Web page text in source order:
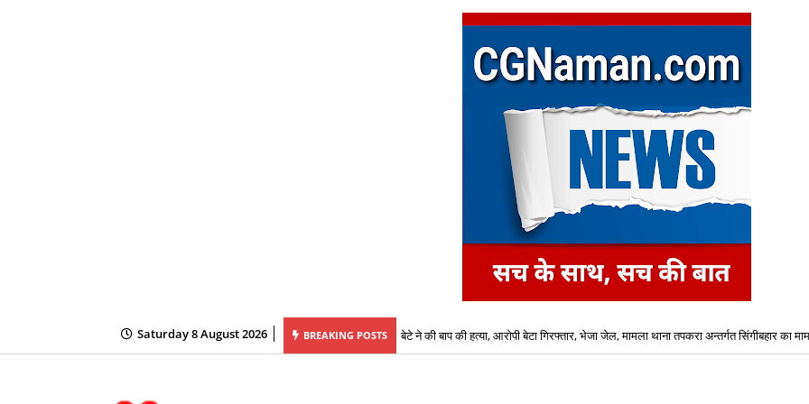
Saturday 8 August 2026 BREAKING POSTS
कार्यालयों में कर्मचारियों की भारी कमी को देखते हुए लिया गया एक महत्वपूर्ण प्रशासनिक निर्णय,